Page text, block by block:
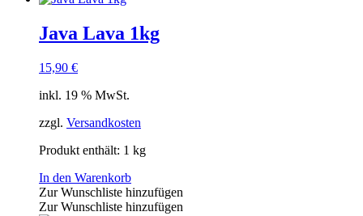
Java Lava 1kg
15,90 €
inkl. 19 % MwSt.
zzgl. Versandkosten
Produkt enthält: 1 kg
In den Warenkorb
Zur Wunschliste hinzufügen
Zur Wunschliste hinzufügen